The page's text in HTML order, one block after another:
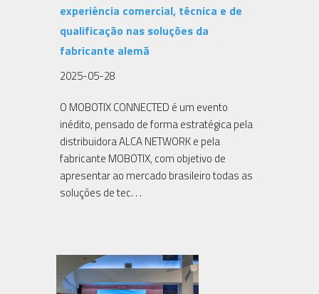
experiência comercial, técnica e de
qualificação nas soluções da
fabricante alemã
2025-05-28
O MOBOTIX CONNECTED é um evento
inédito, pensado de forma estratégica pela
distribuidora ALCA NETWORK e pela
fabricante MOBOTIX, com objetivo de
apresentar ao mercado brasileiro todas as
soluções de tec. . .